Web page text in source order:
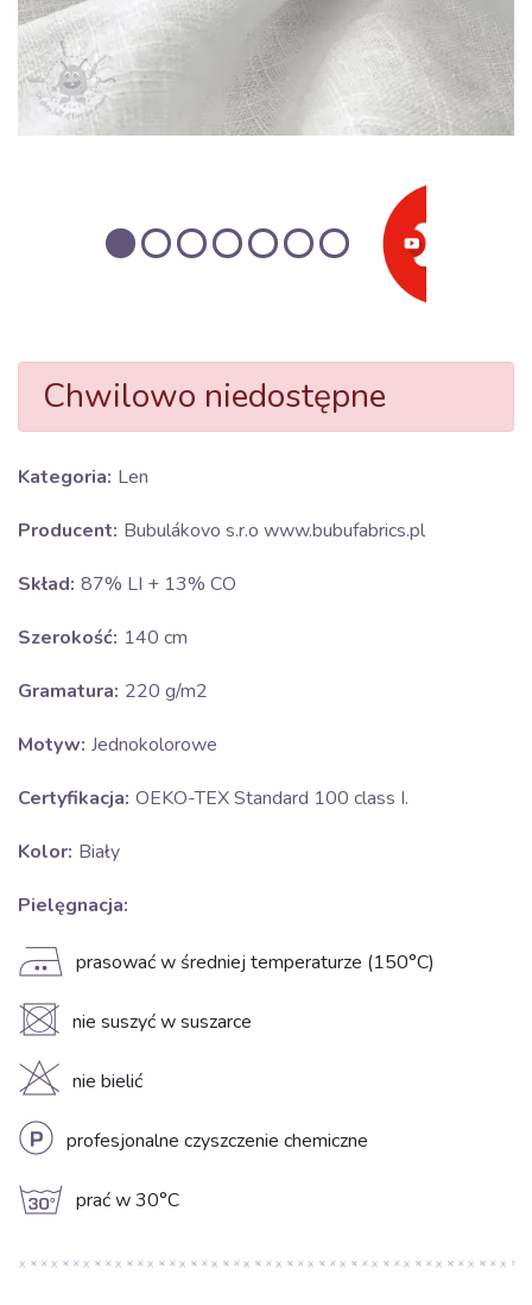
Chwilowo niedostępne
Kategoria: Len
Producent: Bubulákovo s.r.o www.bubufabrics.pl
Skład: 87% LI + 13% CO
Szerokość: 140 cm
Gramatura: 220 g/m2
Motyw: Jednokolorowe
Certyfikacja: OEKO-TEX Standard 100 class I.
Kolor: Biały
Pielęgnacja:
E prasować w średniej temperaturze (150°C)
U nie suszyć w suszarce
H nie bielić
L profesjonalne czyszczenie chemiczne
g prać w 30°C